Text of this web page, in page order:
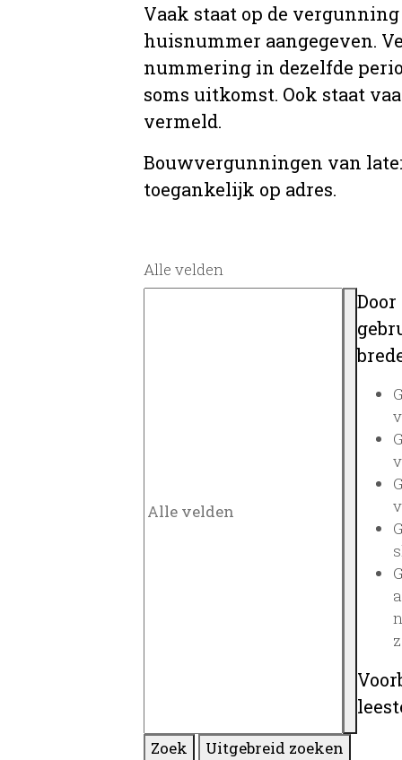
Vaak staat op de
huisnummer aangegeven.
nummering in dezelfde
soms uitkomst. Ook staat
vermeld.
Bouwvergunningen van
toegankelijk op adres.
Alle velden
Zoek
Uitgebreid zoeken